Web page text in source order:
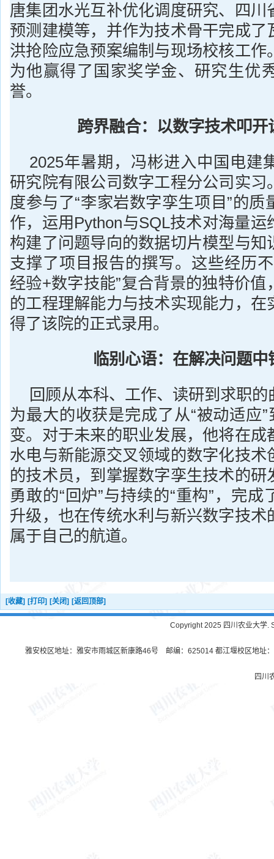
唐集团水光互补优化调度研究、四川
预测建模等，并作为技术骨干完成了
洪抢险应急预案编制与现场校核工作
为他赢得了国家奖学金、研究生优
誉。
跨界融合：以数字技术叩开
2025年暑期，冯彬进入中国电建
研究院有限公司数字工程分公司实习
度参与了“李家岩数字孪生项目”的质
作，运用Python与SQL技术对海量运
构建了问题导向的数据切片模型与知
支撑了项目报告的撰写。这些经历
经验+数字技能”复合背景的独特价值
的工程理解能力与技术实现能力，在
得了该院的正式录用。
临别心语：在解决问题中
回顾从本科、工作、读研到求职
为最大的收获是完成了从“被动适应”
变。对于未来的职业发展，他将在成
水电与新能源交叉领域的数字化技术
的技术员，到掌握数字孪生技术的研
勇敢的“回炉”与持续的“重构”，完
升级，也在传统水利与新兴数字技术
属于自己的航道。
[收藏] [打印] [关闭] [返回顶部]
Copyright 2025 四川农业大学.
雅安校区地址：雅安市雨城区新康路46号 邮编：625014 都江堰校区地址
四川